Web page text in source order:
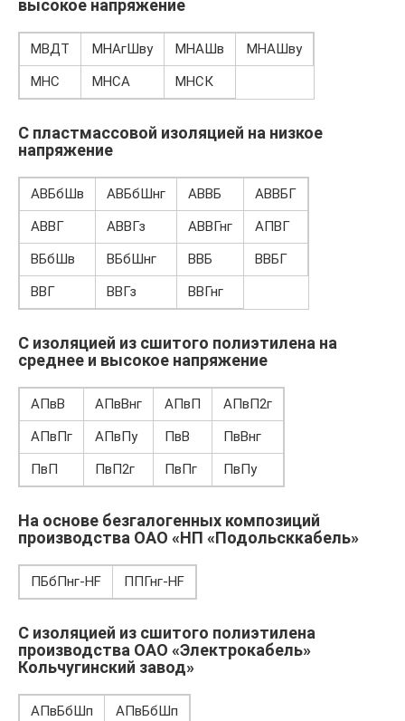
высокое напряжение
МВДТ МНАгШву МНАШв
МНАШву
МНС
МНСА МНСК
С пластмассовой изоляцией на низкое
напряжение
АВБбШв АВБбШнг АВВБ
АВВБГ
АВВГ
АВВГз АВВГнг
АПВГ
ВБбШв
ВБбШнг ВВБ
ВВБГ
ВВГ
ВВГз ВВГнг
С изоляцией из сшитого полиэтилена на
среднее и высокое напряжение
АПвВ АПвВнг АПвП
АПвП2г
АПвПг
АПвПу ПвВ
ПвВнг
ПвП
ПвП2г ПвПг ПвПу
На основе безгалогенных композиций
производства ОАО «НП «Подольсккабель»
ПБбПнг-HF ППГнг-HF
С изоляцией из сшитого полиэтилена
производства ОАО «Электрокабель»
Кольчугинский завод»
АПвБбШп АПвБбШп